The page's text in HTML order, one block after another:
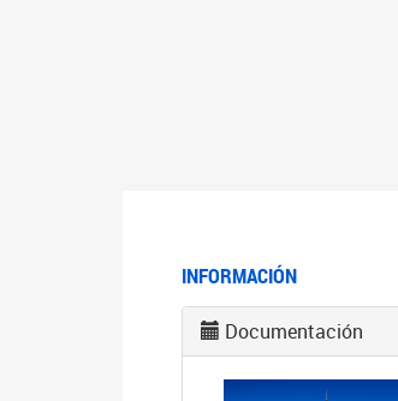
INFORMACIÓN
Documentación